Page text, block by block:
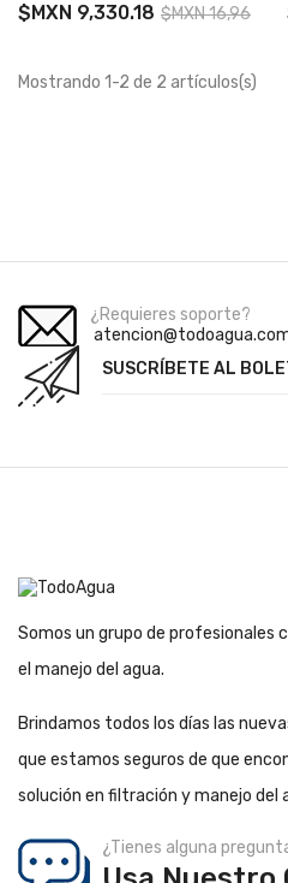
$MXN 9,330.18 $MXN 16,963.96
Mostrando 1-2 de 2 artículos(s)
¿Requieres soporte?
SUSCRÍBETE AL
Somos un grupo de profesionales
el manejo del agua.
Brindamos todos los días las
que estamos seguros de que
solución en filtración y manejo del
¿Tienes alguna